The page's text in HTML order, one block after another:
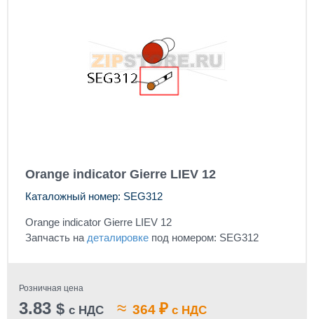
Orange indicator Gierre LIEV 12
Каталожный номер: SEG312
Orange indicator Gierre LIEV 12
Запчасть на деталировке под номером: SEG312
Розничная цена
3.83 $ с НДС ≈ 364 ₽ с НДС